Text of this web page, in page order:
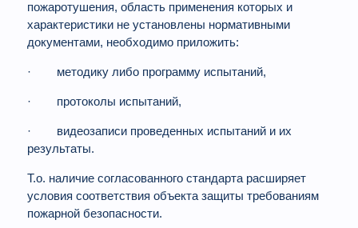
пожаротушения, область применения которых и
характеристики не установлены нормативными
документами, необходимо приложить:
· методику либо программу испытаний,
· протоколы испытаний,
· видеозаписи проведенных испытаний и их
результаты.
Т.о. наличие согласованного стандарта расширяет
условия соответствия объекта защиты требованиям
пожарной безопасности.